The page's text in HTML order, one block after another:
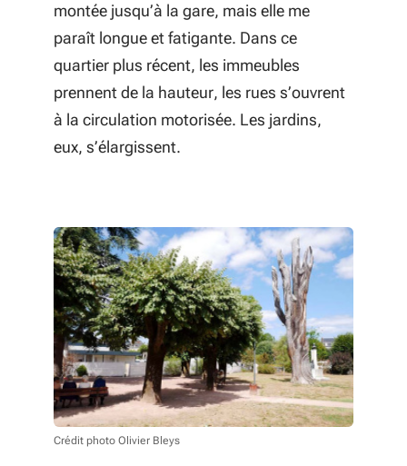
montée jusqu’à la gare, mais elle me
paraît longue et fatigante. Dans ce
quartier plus récent, les immeubles
prennent de la hauteur, les rues s’ouvrent
à la circulation motorisée. Les jardins,
eux, s’élargissent.
Crédit photo Olivier Bleys